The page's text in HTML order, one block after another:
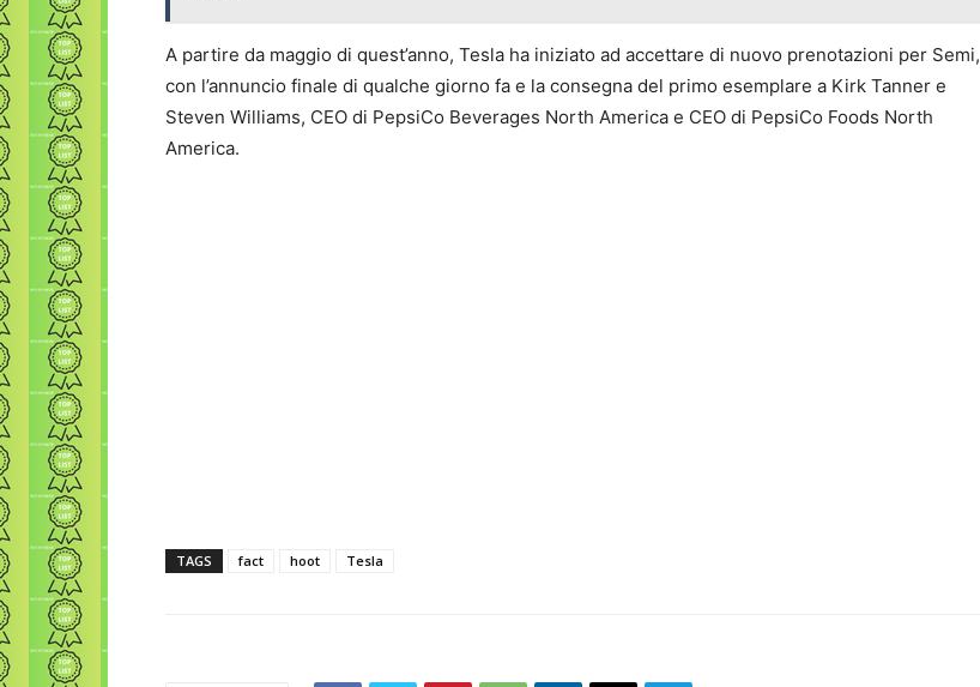
A partire da maggio di quest’anno, Tesla ha iniziato ad accettare di nuovo prenotazioni per Semi,
con l’annuncio finale di qualche giorno fa e la consegna del primo esemplare a Kirk Tanner e
Steven Williams, CEO di PepsiCo Beverages North America e CEO di PepsiCo Foods North
America.
TAGS fact hoot Tesla